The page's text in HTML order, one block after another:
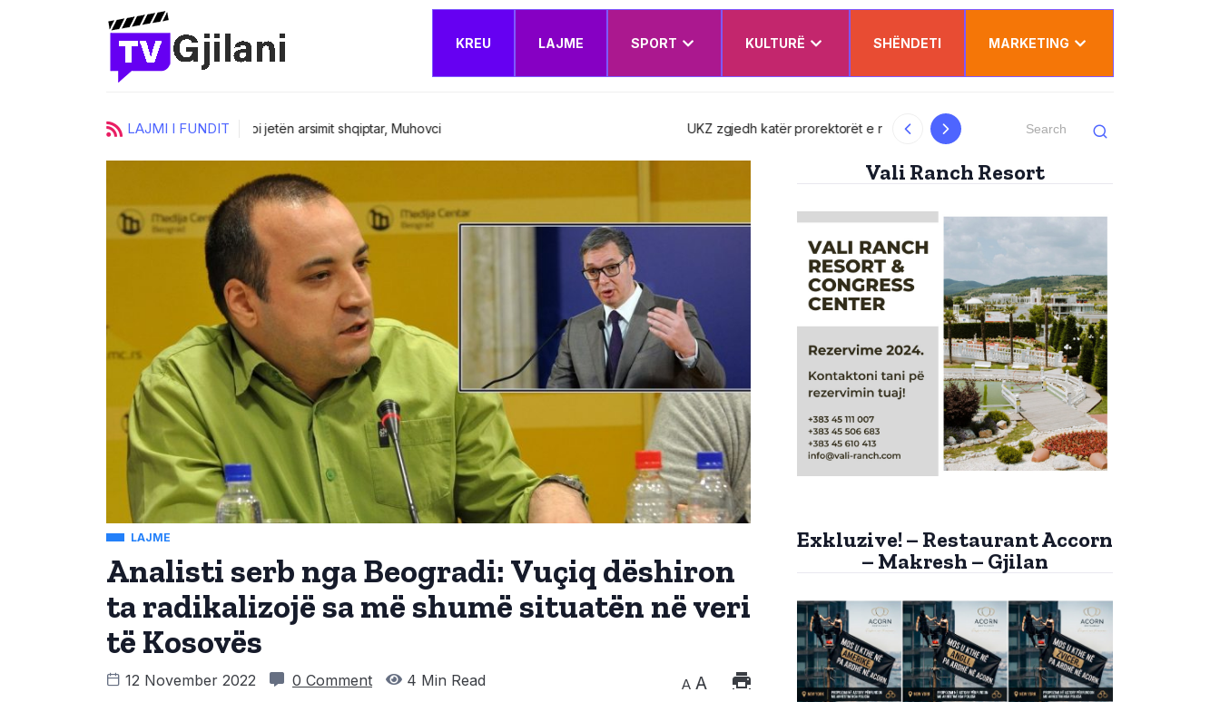
KREU LAJME SPORT KULTURË SHËNDETI MARKETING
LAJMI I FUNDIT UKZ zgjedh katër prorektorët e rinj – Këshilli Drejtues miraton edhe Planin e Veprimit Institucional Kurti uron Dua Lipën për “Sunny Hill”:
LAJME
Analisti serb nga Beogradi: Vuçiq dëshiron
ta radikalizojë sa më shumë situatën në veri
të Kosovës
12 November 2022 0 Comment 4 Min Read A A
Vali Ranch Resort
Exkluzive! – Restaurant Accorn
– Makresh – Gjilan